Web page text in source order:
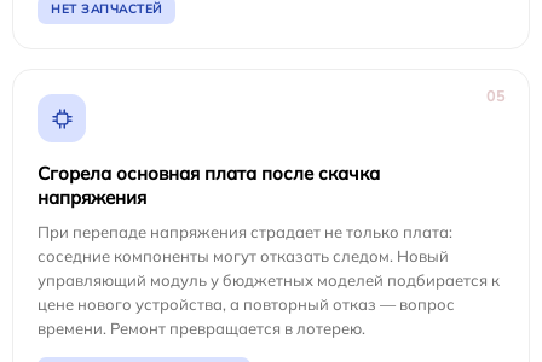
НЕТ ЗАПЧАСТЕЙ
05
Сгорела основная плата после скачка
напряжения
При перепаде напряжения страдает не только плата:
соседние компоненты могут отказать следом. Новый
управляющий модуль у бюджетных моделей подбирается к
цене нового устройства, а повторный отказ — вопрос
времени. Ремонт превращается в лотерею.